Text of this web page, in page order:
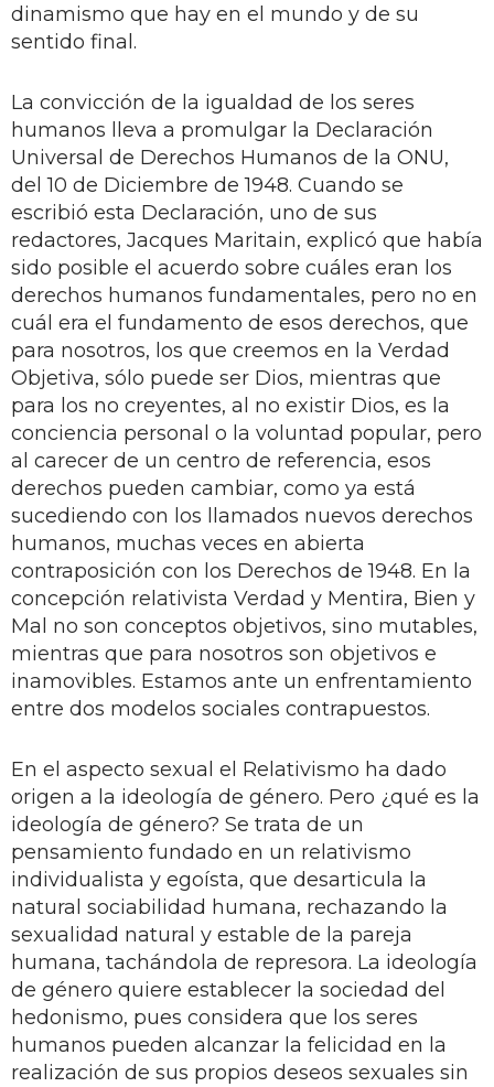
dinamismo que hay en el mundo y de su
sentido final.
La convicción de la igualdad de los seres
humanos lleva a promulgar la Declaración
Universal de Derechos Humanos de la ONU,
del 10 de Diciembre de 1948. Cuando se
escribió esta Declaración, uno de sus
redactores, Jacques Maritain, explicó que había
sido posible el acuerdo sobre cuáles eran los
derechos humanos fundamentales, pero no en
cuál era el fundamento de esos derechos, que
para nosotros, los que creemos en la Verdad
Objetiva, sólo puede ser Dios, mientras que
para los no creyentes, al no existir Dios, es la
conciencia personal o la voluntad popular, pero
al carecer de un centro de referencia, esos
derechos pueden cambiar, como ya está
sucediendo con los llamados nuevos derechos
humanos, muchas veces en abierta
contraposición con los Derechos de 1948. En la
concepción relativista Verdad y Mentira, Bien y
Mal no son conceptos objetivos, sino mutables,
mientras que para nosotros son objetivos e
inamovibles. Estamos ante un enfrentamiento
entre dos modelos sociales contrapuestos.
En el aspecto sexual el Relativismo ha dado
origen a la ideología de género. Pero ¿qué es la
ideología de género? Se trata de un
pensamiento fundado en un relativismo
individualista y egoísta, que desarticula la
natural sociabilidad humana, rechazando la
sexualidad natural y estable de la pareja
humana, tachándola de represora. La ideología
de género quiere establecer la sociedad del
hedonismo, pues considera que los seres
humanos pueden alcanzar la felicidad en la
realización de sus propios deseos sexuales sin